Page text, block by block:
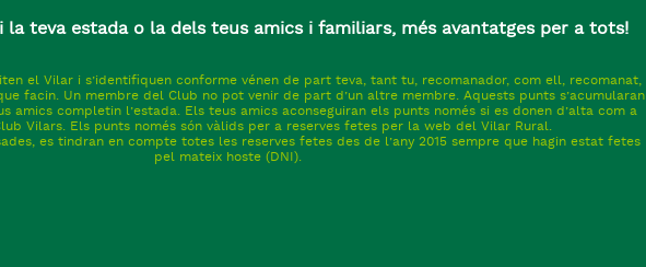
la teva estada o la dels teus amics i familiars, més avantatges per a tots!
el Vilar i s’identifiquen conforme vénen de part teva, tant tu, recomanador, com ell, recomanat,
facin. Un membre del Club no pot venir de part d’un altre membre. Aquests punts s’acumularan
amics completin l’estada. Els teus amics aconseguiran els punts només si es donen d’alta com a
Vilars. Els punts només són vàlids per a reserves fetes per la web del Vilar Rural.
es tindran en compte totes les reserves fetes des de l’any 2015 sempre que hagin estat fetes
pel mateix hoste (DNI).